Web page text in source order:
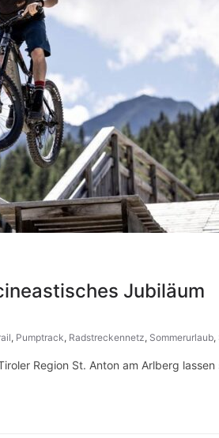
Jubiläum
, Pumptrack, Radstreckennetz, Sommerurlaub,
Region St. Anton am Arlberg lassen